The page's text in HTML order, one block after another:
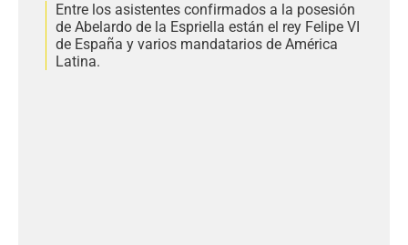
Entre los asistentes confirmados a la posesión
de Abelardo de la Espriella están el rey Felipe VI
de España y varios mandatarios de América
Latina.